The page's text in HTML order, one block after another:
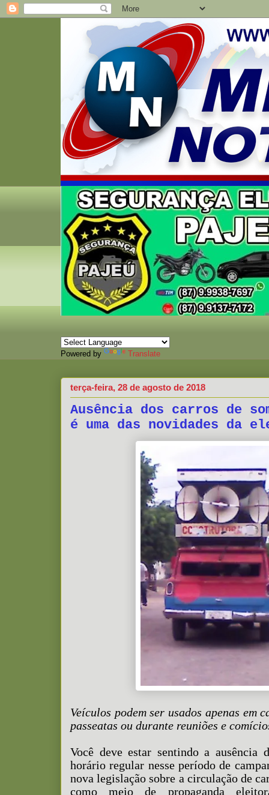
Powered by Translate
terça-feira, 28 de agosto de 2018
Ausência dos carros de
é uma das novidades da
Veículos podem ser usados apenas em
passeatas ou durante reuniões e
Você deve estar sentindo a ausência
horário regular nesse período de
nova legislação sobre a circulação de
como meio de propaganda